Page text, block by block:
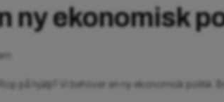
ny ekonomisk
på hjälp? Vi behöver en ny ekonomisk politik.